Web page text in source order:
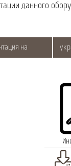
данного
на